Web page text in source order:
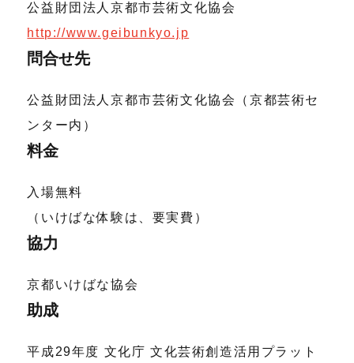
公益財団法人京都市芸術文化協会
http://www.geibunkyo.jp
問合せ先
公益財団法人京都市芸術文化協会（京都芸術セ
ンター内）
料金
入場無料
（いけばな体験は、要実費）
協力
京都いけばな協会
助成
平成29年度 文化庁 文化芸術創造活用プラット